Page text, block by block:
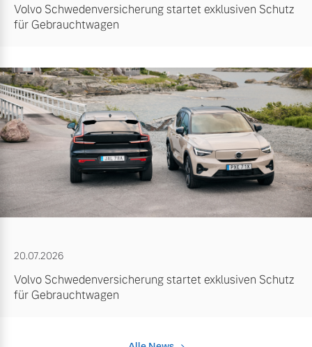
Volvo Schwedenversicherung startet exklusiven Schutz
für Gebrauchtwagen
20.07.2026
Volvo Schwedenversicherung startet exklusiven Schutz
für Gebrauchtwagen